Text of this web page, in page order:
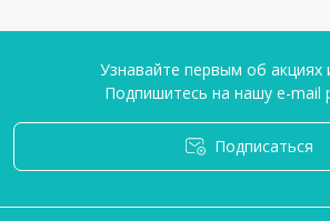
Узнавайте первым об акциях
Подпишитесь на нашу e-mail
Подписаться